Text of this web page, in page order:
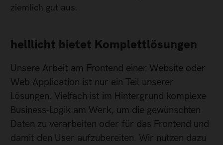
ziemlich gut aus.
helllicht bietet Komplettlösungen
Unsere Arbeit am Frontend einer Website oder
Web Application ist nur ein Teil unserer
Lösungen. Vielfach ist im Hintergrund komplexe
Business-Logik am Werk, um die gewünschten
Daten zu verarbeiten oder für das Frontend und
damit den User aufzubereiten. Wir nutzen dazu